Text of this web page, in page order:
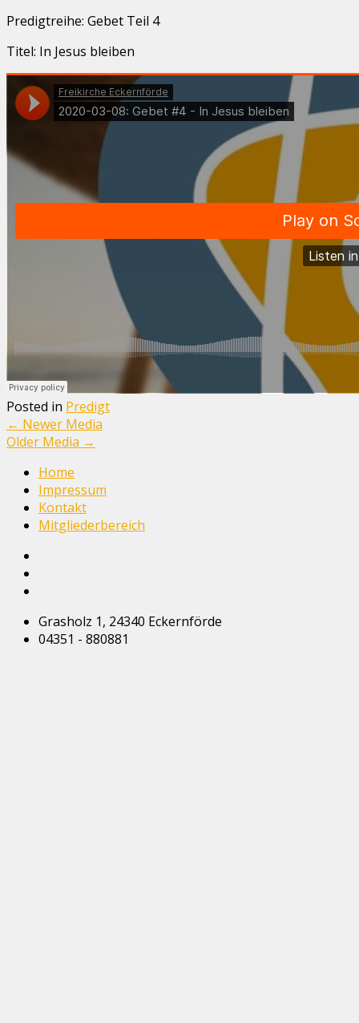
Predigtreihe: Gebet Teil 4
Titel: In Jesus bleiben
Posted in Predigt
← Newer Media
Older Media →
Home
Impressum
Kontakt
Mitgliederbereich
Grasholz 1, 24340 Eckernförde
04351 - 880881